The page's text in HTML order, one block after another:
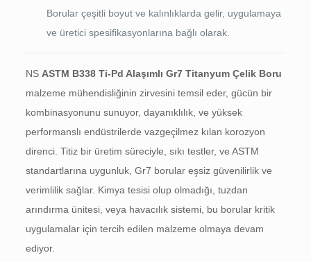
Borular çeşitli boyut ve kalınlıklarda gelir, uygulamaya
ve üretici spesifikasyonlarına bağlı olarak.
NS ASTM B338 Ti-Pd Alaşımlı Gr7 Titanyum Çelik Boru
malzeme mühendisliğinin zirvesini temsil eder, gücün bir
kombinasyonunu sunuyor, dayanıklılık, ve yüksek
performanslı endüstrilerde vazgeçilmez kılan korozyon
direnci. Titiz bir üretim süreciyle, sıkı testler, ve ASTM
standartlarına uygunluk, Gr7 borular eşsiz güvenilirlik ve
verimlilik sağlar. Kimya tesisi olup olmadığı, tuzdan
arındırma ünitesi, veya havacılık sistemi, bu borular kritik
uygulamalar için tercih edilen malzeme olmaya devam
ediyor.